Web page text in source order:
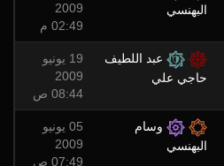
البهنسي
2009
02:49 م
عبد اللطيف
حاجي علي
19 يونيو
2009
08:44 ص
وسام
البهنسي
05 يونيو
2009
07:49 ص